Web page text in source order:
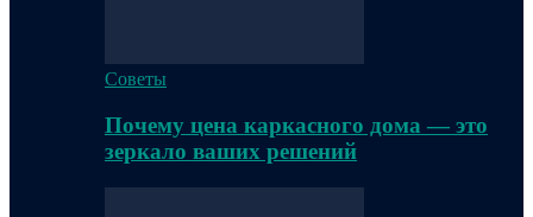
Советы
Почему цена каркасного дома — это
зеркало ваших решений